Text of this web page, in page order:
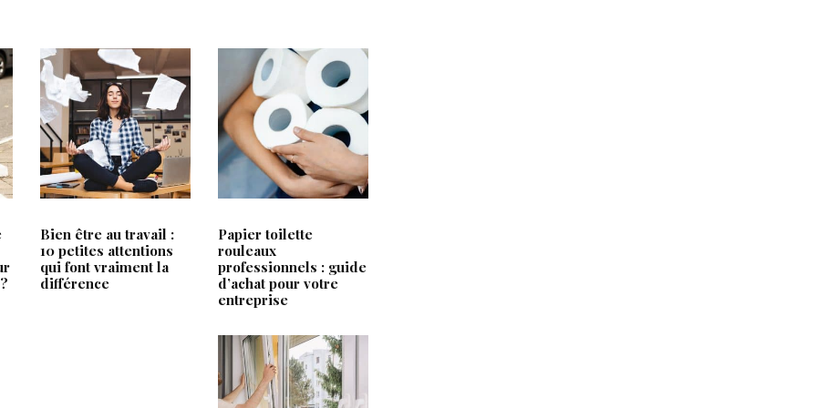
Bien être au travail :
10 petites attentions
qui font vraiment la
différence
Papier toilette
rouleaux
professionnels : guide
d’achat pour votre
entreprise
LES + LUS ARTICLES RÉCENTS
pas l’inverse
Fabricant fenêtre PVC : le partenaire
technique qu’attendent les poseurs
comprendre les risques et protéger
ses fondations